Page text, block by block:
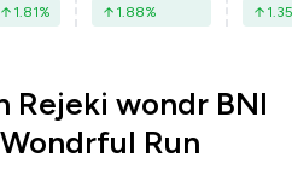
1.81% 1.88% 1.35
Rejeki wondr BNI
Run